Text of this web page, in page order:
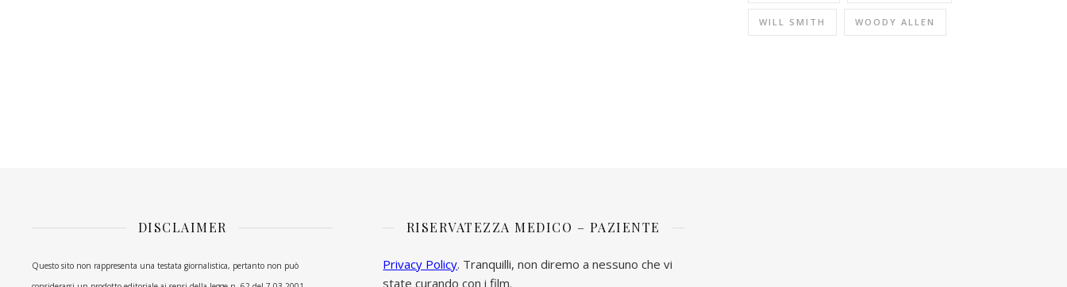
WILL SMITH WOODY ALLEN
DISCLAIMER
Questo sito non rappresenta una testata giornalistica, pertanto non può
RISERVATEZZA MEDICO – PAZIENTE
Privacy Policy. Tranquilli, non diremo a nessuno che vi
state curando con i film.